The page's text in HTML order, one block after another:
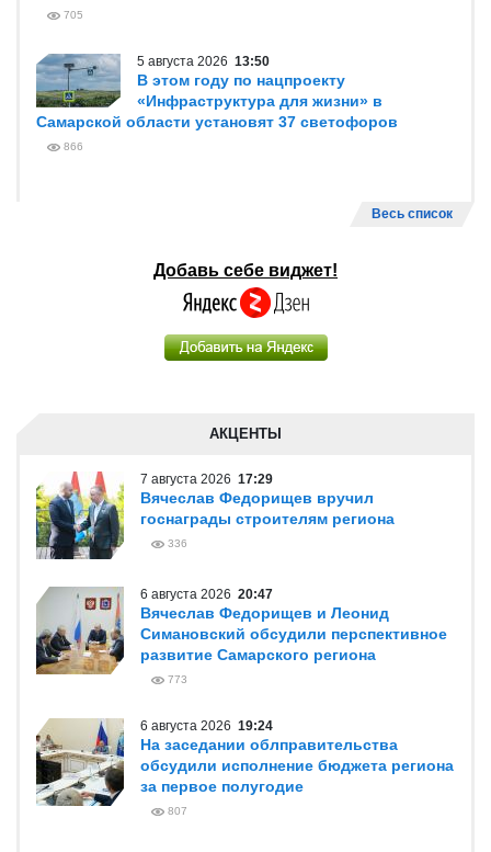
705
5 августа 2026 13:50
В этом году по нацпроекту
«Инфраструктура для жизни» в
Самарской области установят 37 светофоров
866
Весь список
Добавь себе виджет!
АКЦЕНТЫ
7 августа 2026 17:29
Вячеслав Федорищев вручил
госнаграды строителям региона
336
6 августа 2026 20:47
Вячеслав Федорищев и Леонид
Симановский обсудили перспективное
развитие Самарского региона
773
6 августа 2026 19:24
На заседании облправительства
обсудили исполнение бюджета региона
за первое полугодие
807